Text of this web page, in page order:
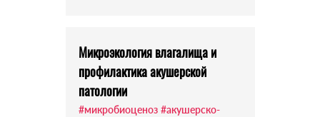
Микроэкология влагалища и
профилактика акушерской
патологии
#микробиоценоз #акушерско-